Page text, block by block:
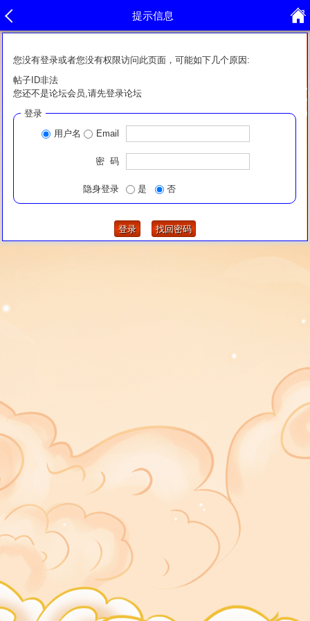
提示信息
您没有登录或者您没有权限访问此页面，可能如下几个原因:
帖子ID非法
您还不是论坛会员,请先登录论坛
登录
用户名
Email
密 码
隐身登录 是 否